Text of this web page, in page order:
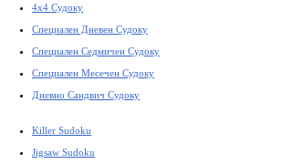
4x4 Судоку
Специален Дневен Судоку
Специален Седмичен Судоку
Специален Месечен Судоку
Дневно Сандвич Судоку
Killer Sudoku
Jigsaw Sudoku